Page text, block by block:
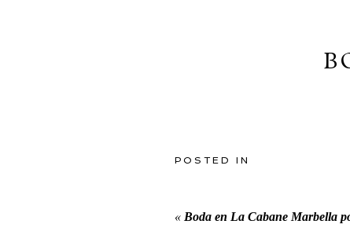
POSTED IN
« Boda en La Cabane Marbella